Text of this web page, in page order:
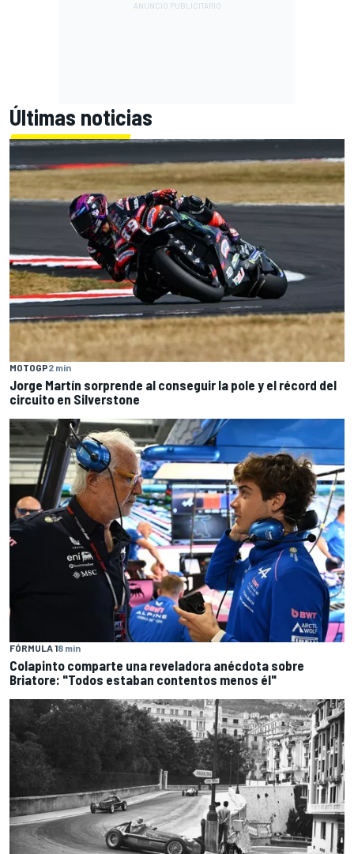
Últimas noticias
MOTOGP2 min
Jorge Martín sorprende al conseguir la pole y el récord del
circuito en Silverstone
FÓRMULA 18 min
Colapinto comparte una reveladora anécdota sobre
Briatore: "Todos estaban contentos menos él"